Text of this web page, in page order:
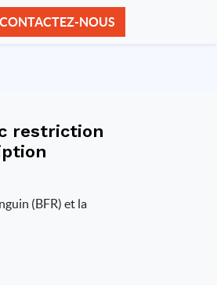
CONTACTEZ-NOUS
restriction
(BFR) et la